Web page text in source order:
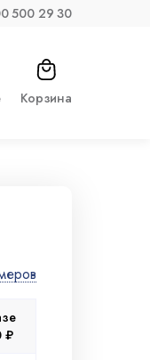
500 29 30
Корзина
₽